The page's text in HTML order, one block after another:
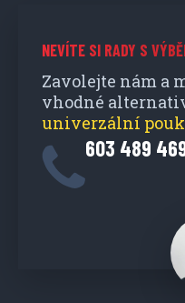
NEVÍTE SI RADY S
Zavolejte nám a
vhodné
univerzální
603 489